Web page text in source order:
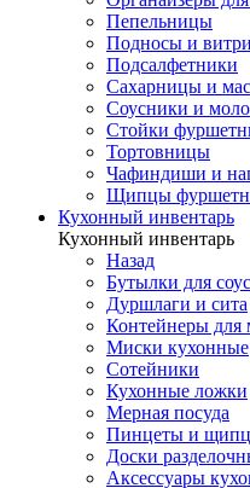
Пепельницы
Подносы и
Подсалфетники
Сахарницы и
Соусники и
Стойки
Тортовницы
Чафиндиши и
Щипцы
Кухонный инвентарь
Кухонный инвентарь
Назад
Бутылки для
Дуршлаги и сита
Контейнеры для
Миски кухонные
Сотейники
Кухонные ложки
Мерная посуда
Пинцеты и
Доски
Аксессуары